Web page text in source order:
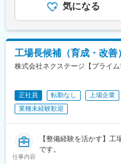
気になる
工場長候補（育成・改善
株式会社ネクステージ【プライム
正社員 転勤なし 上場企業
業種未経験歓迎
仕事内容
【整備経験を活かす】
です。